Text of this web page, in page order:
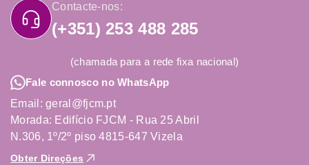
Contacte-nos:
(+351) 253 488 285
(chamada para a rede fixa nacional)
Fale connosco no WhatsApp
Email: geral@fjcm.pt
Morada: Edifício FJCM - Rua 25 Abril
N.306, 1º/2º piso 4815-647 Vizela
Obter Direções